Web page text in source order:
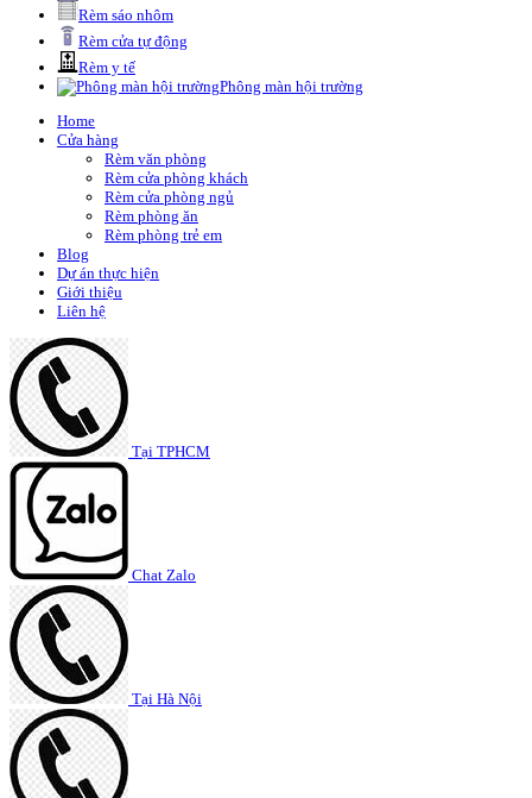
Rèm sáo nhôm
Rèm cửa tự động
Rèm y tế
Phông màn hội trường
Home
Cửa hàng
Rèm văn phòng
Rèm cửa phòng khách
Rèm cửa phòng ngủ
Rèm phòng ăn
Rèm phòng trẻ em
Blog
Dự án thực hiện
Giới thiệu
Liên hệ
Tại TPHCM
Chat Zalo
Tại Hà Nội